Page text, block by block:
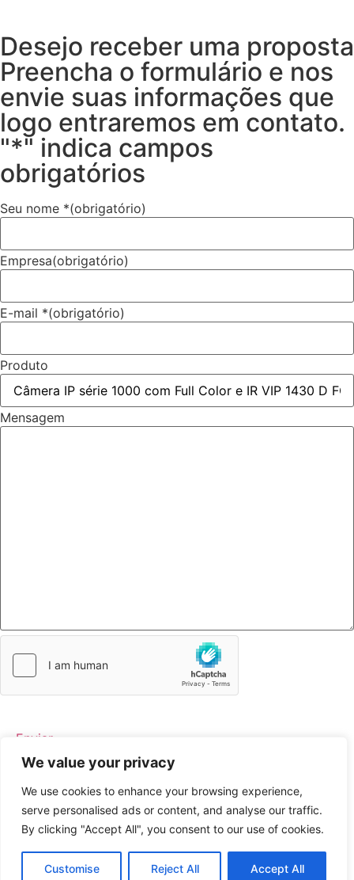
We value your privacy
We use cookies to enhance your browsing experience,
serve personalised ads or content, and analyse our traffic.
By clicking "Accept All", you consent to our use of cookies.
Customise Reject All Accept All
Desejo receber uma proposta
Preencha o formulário e nos
envie suas informações que
logo entraremos em contato.
"*" indica campos
obrigatórios
Seu nome *(obrigatório)
Empresa(obrigatório)
E-mail *(obrigatório)
Produto
Mensagem